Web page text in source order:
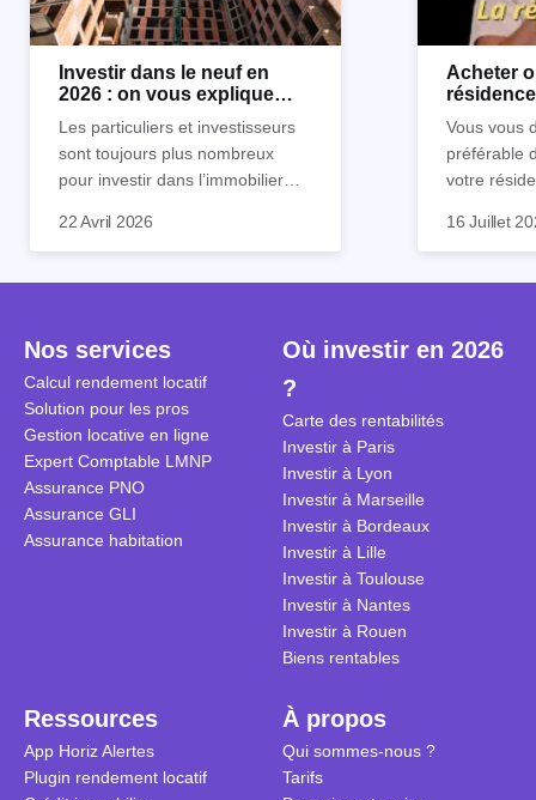
Investir dans le neuf en
2026 : on vous explique
Les particuliers et investisseurs
sont toujours plus nombreux
pour investir dans l’immobilier
nombreux avantages à choisir ce
expliquons tout dans cet article.
22 Avril 2026
Acheter
Vous vous
préférable
votre
pour
la règle
secondes
fenêtres"
sécuriser
16 Juillet
Nos services
Calcul rendement locatif
Solution pour les pros
Gestion locative en ligne
Expert Comptable LMNP
Assurance PNO
Assurance GLI
Assurance habitation
Où investir en 2026
?
Carte des rentabilités
Investir à Paris
Investir à Lyon
Investir à Marseille
Investir à Bordeaux
Investir à Lille
Investir à Toulouse
Investir à Nantes
Investir à Rouen
Biens rentables
Ressources
App Horiz Alertes
Plugin rendement locatif
À propos
Qui sommes-nous ?
Tarifs